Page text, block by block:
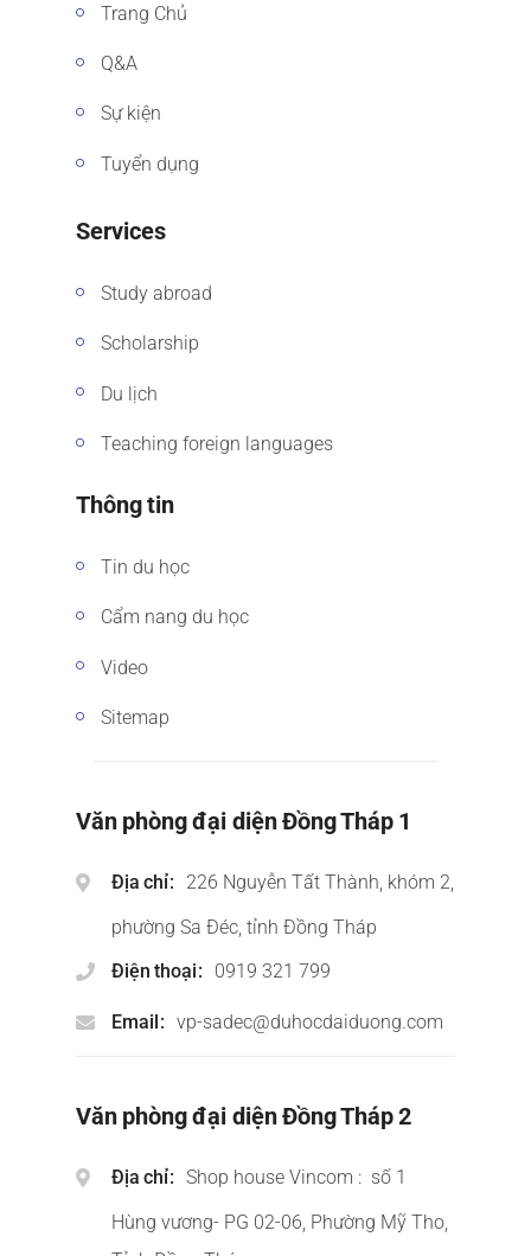
Trang Chủ
Q&A
Sự kiện
Tuyển dụng
Services
Study abroad
Scholarship
Du lịch
Teaching foreign languages
Thông tin
Tin du học
Cẩm nang du học
Video
Sitemap
Văn phòng đại diện Đồng Tháp 1
Địa chỉ
226 Nguyễn Tất Thành, khóm 2,
phường Sa Đéc, tỉnh Đồng Tháp
Điện thoại
0919 321 799
Email vp-sadec@duhocdaiduong.com
Văn phòng đại diện Đồng Tháp 2
Địa chỉ
Shop house Vincom : số 1
Hùng vương- PG 02-06, Phường Mỹ Tho,